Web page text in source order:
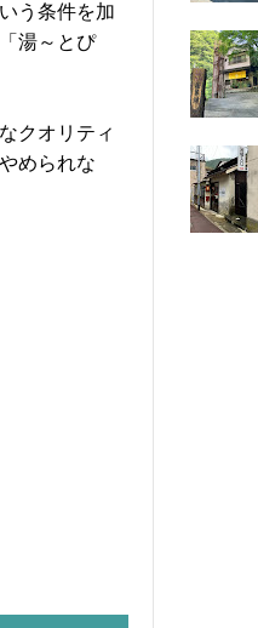
う条件を加
湯～とぴ
クオリティ
められな